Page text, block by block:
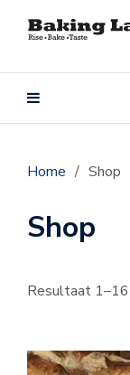
Home / Shop
Shop
Resultaat